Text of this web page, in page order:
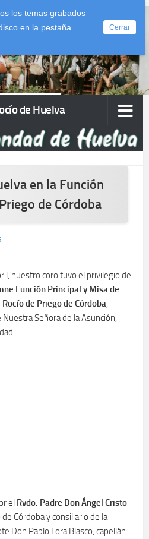
los temas grabados
en la pestaña
Cerrar
de Huelva
en la Función
de Córdoba
nuestro coro tuvo el privilegio de
Función Principal y Misa de
de Priego de Córdoba,
Señora de la Asunción,
el Rvdo. Padre Don Ángel Cristo
Córdoba y consiliario de la
Don Pablo Lora Blasco, capellán